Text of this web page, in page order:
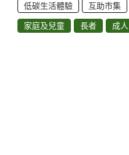
低碳生活體驗 互助市集
家庭及兒童
長者 成人